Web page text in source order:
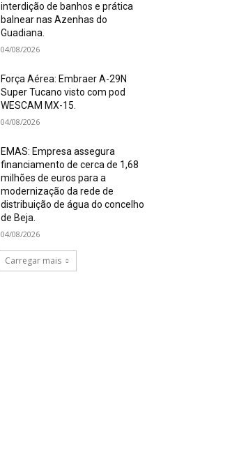
interdição de banhos e prática
balnear nas Azenhas do
Guadiana.
04/08/2026
Força Aérea: Embraer A-29N
Super Tucano visto com pod
WESCAM MX-15.
04/08/2026
EMAS: Empresa assegura
financiamento de cerca de 1,68
milhões de euros para a
modernização da rede de
distribuição de água do concelho
de Beja.
04/08/2026
Carregar mais